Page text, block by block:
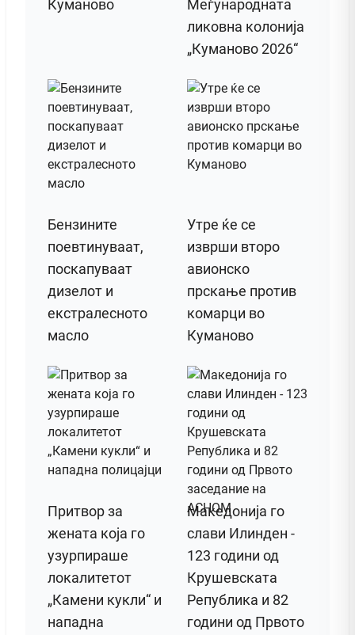
Куманово
Меѓународната
ликовна колонија
„Куманово 2026“
Бензините
поевтинуваат,
поскапуваат
дизелот и
екстралесното
масло
Утре ќе се
изврши второ
авионско
прскање против
комарци во
Куманово
Притвор за
жената која го
узурпираше
локалитетот
„Камени кукли“ и
нападна
Македонија го
слави Илинден -
123 години од
Крушевската
Република и 82
години од Првото